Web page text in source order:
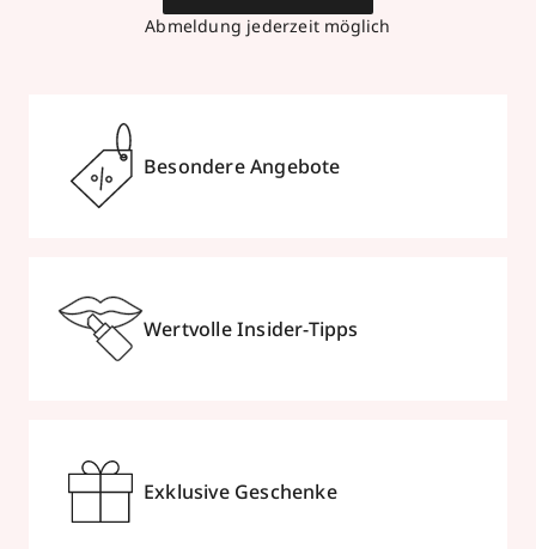
Abmeldung jederzeit möglich
Besondere Angebote
Wertvolle Insider-Tipps
Exklusive Geschenke